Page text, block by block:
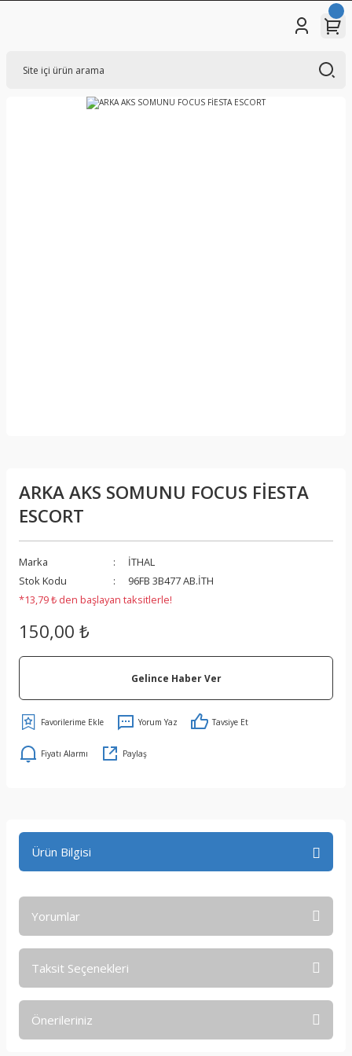
ARKA AKS SOMUNU FOCUS FİESTA
ESCORT
Marka
İTHAL
Stok Kodu
96FB 3B477 AB.İTH
*13,79 ₺ den başlayan taksitlerle!
150,00 ₺
Gelince Haber Ver
Yorum Yaz Tavsiye Et
Fiyatı Alarmı Paylaş
Ürün Bilgisi
Yorumlar
Taksit Seçenekleri
Önerileriniz